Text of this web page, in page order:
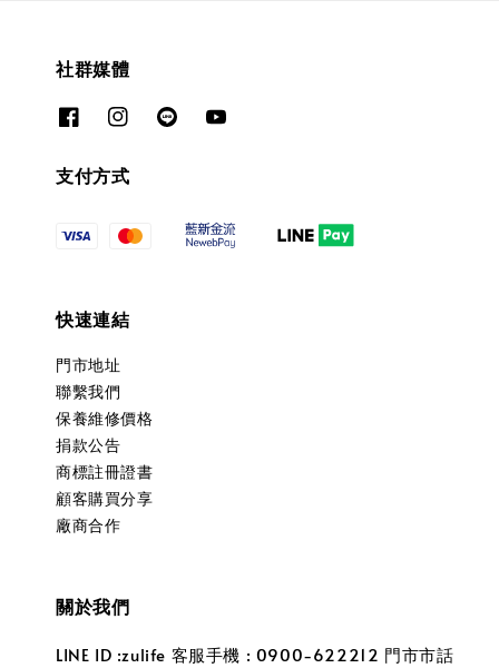
社群媒體
支付方式
快速連結
門市地址
聯繫我們
保養維修價格
捐款公告
商標註冊證書
顧客購買分享
廠商合作
關於我們
LINE ID :zulife 客服手機 : 0900-622212 門市市話